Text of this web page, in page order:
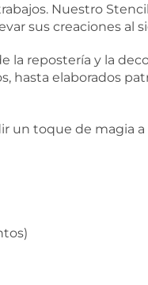
Nuestro
sus creaciones al
repostería y la
hasta elaborados
un toque de magia